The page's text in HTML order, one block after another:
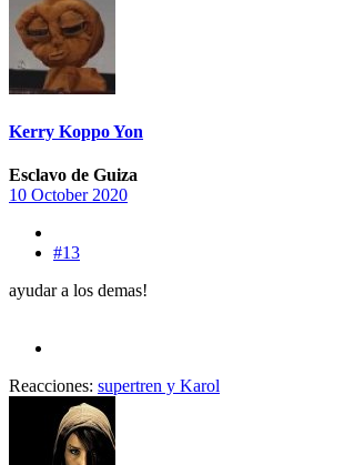
Kerry Koppo Yon
Esclavo de Guiza
10 October 2020
#13
ayudar a los demas!
Reacciones: supertren y Karol